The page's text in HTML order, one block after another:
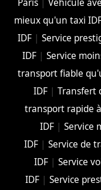
Paris |Véhicule
mieux qu'un taxi
IDF| Service
IDF |Service
transport fiable
IDF |Transfert
transport rapide
IDF |Service
IDF |Service de
IDF| Service
IDF |Service